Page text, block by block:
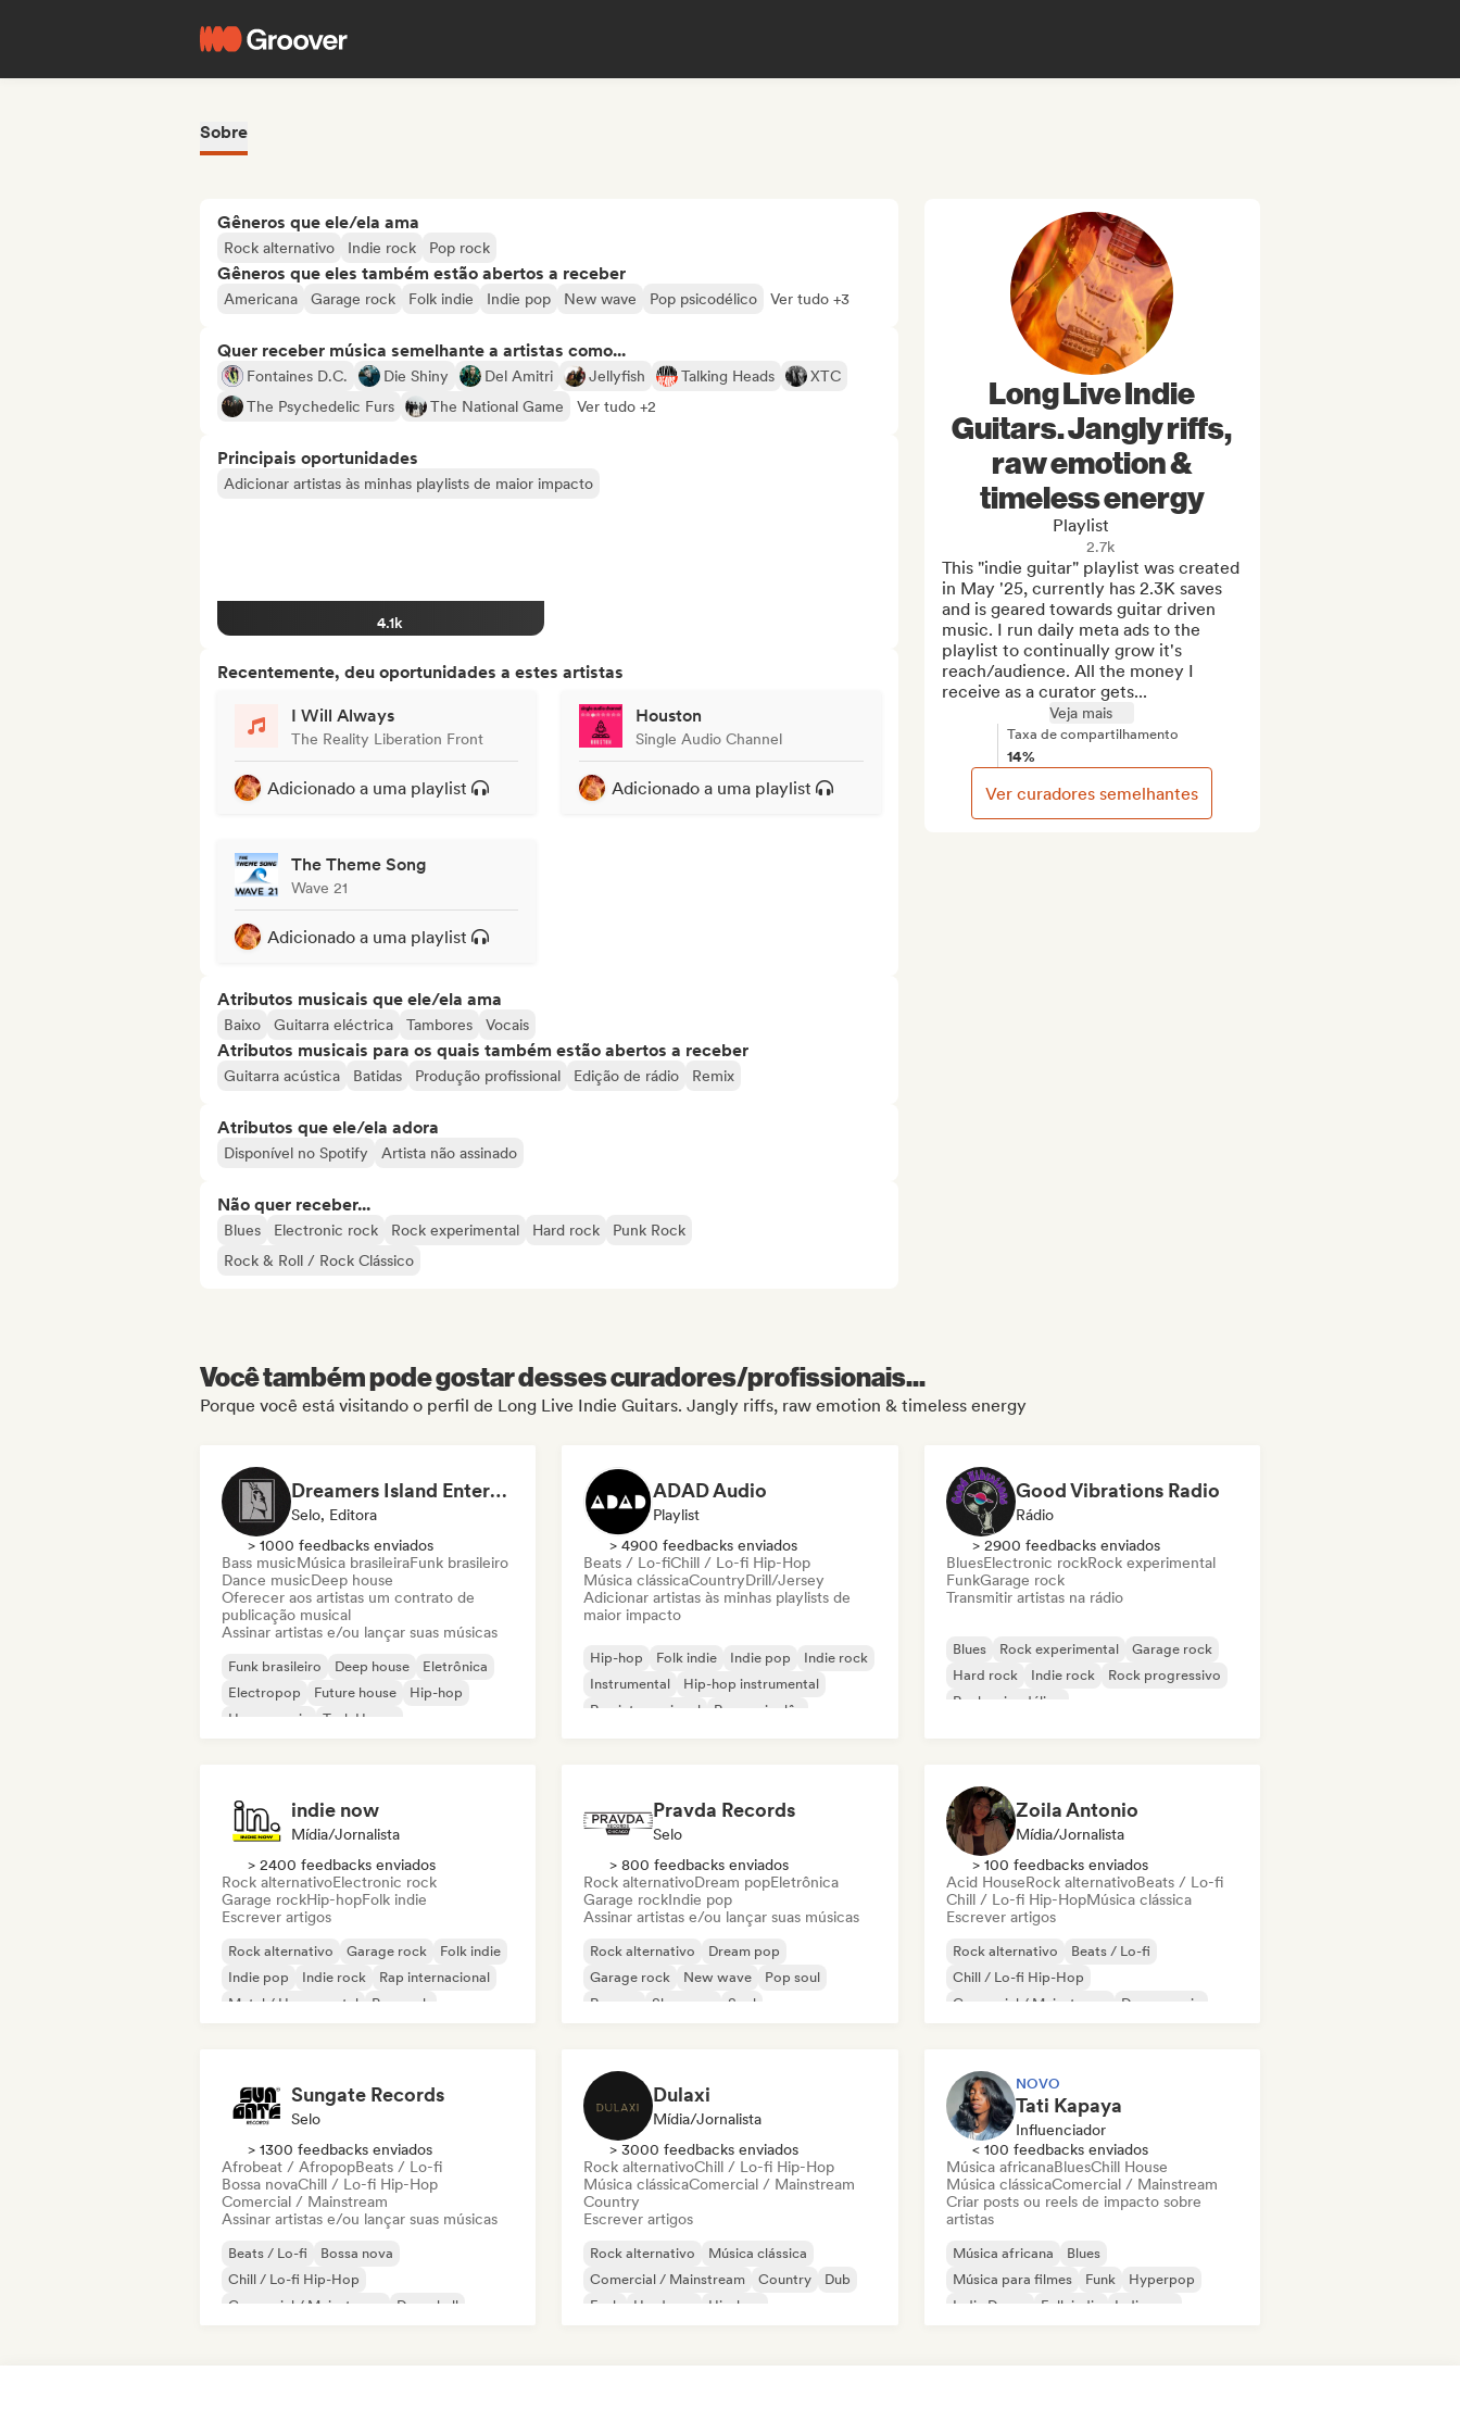
Sobre
Gêneros que ele/ela ama
Rock alternativo Indie rock Pop rock
Gêneros que eles também estão abertos a receber
Americana Garage rock Folk indie Indie pop New wave Pop psicodélico Ver tudo +3
Quer receber música semelhante a artistas como...
Fontaines D.C. Die Shiny Del Amitri Jellyfish Talking Heads
XTC
The Psychedelic Furs
The National Game Ver tudo +2
Principais oportunidades
Adicionar artistas às minhas playlists de maior impacto
4.1k
Recentemente, deu oportunidades a estes artistas
I Will Always
The Reality Liberation Front
Adicionado a uma playlist
Houston
Single Audio Channel
Adicionado a uma playlist
The Theme Song
Wave 21
Adicionado a uma playlist
Atributos musicais que ele/ela ama
Baixo Guitarra eléctrica Tambores Vocais
Atributos musicais para os quais também estão abertos a receber
Guitarra acústica Batidas Produção profissional Edição de rádio Remix
Atributos que ele/ela adora
Disponível no Spotify Artista não assinado
Não quer receber...
Blues Electronic rock Rock experimental Hard rock
Punk Rock
Rock & Roll / Rock Clássico
Long Live Indie
Guitars. Jangly riffs,
raw emotion &
timeless energy
Playlist
2.7k
This "indie guitar" playlist was created
in May '25, currently has 2.3K saves
and is geared towards guitar driven
music. I run daily meta ads to the
playlist to continually grow it's
reach/audience. All the money I
receive as a curator gets...
Veja mais
Taxa de compartilhamento
14%
Ver curadores semelhantes
Você também pode gostar desses curadores/profissionais...
Porque você está visitando o perfil de Long Live Indie Guitars. Jangly riffs, raw emotion & timeless energy
Dreamers Island Entertainment
Selo, Editora
> 1000 feedbacks enviados
Bass musicMúsica brasileiraFunk brasileiro
Dance musicDeep house
Oferecer aos artistas um contrato de
publicação musical
Assinar artistas e/ou lançar suas músicas
Funk brasileiro Deep house
Eletrônica
Electropop
Future house
Hip-hop
House music
Tech House
ADAD Audio
Playlist
> 4900 feedbacks enviados
Beats / Lo-fiChill / Lo-fi Hip-Hop
Música clássicaCountryDrill/Jersey
Adicionar artistas às minhas playlists de
maior impacto
Hip-hop Folk indie Indie pop
Indie rock
Instrumental
Hip-hop instrumental
Rap internacional
Rap em inglês
Good Vibrations Radio
Rádio
> 2900 feedbacks enviados
BluesElectronic rockRock experimental
FunkGarage rock
Transmitir artistas na rádio
Blues Rock experimental
Garage rock
Hard rock
Indie rock
Rock progressivo
Rock psicodélico
indie now
Mídia/Jornalista
> 2400 feedbacks enviados
Rock alternativoElectronic rock
Garage rockHip-hopFolk indie
Escrever artigos
Rock alternativo Garage rock
Folk indie
Indie pop
Indie rock
Rap internacional
Metal / Heavy metal
Pop rock
Pravda Records
Selo
> 800 feedbacks enviados
Rock alternativoDream popEletrônica
Garage rockIndie pop
Assinar artistas e/ou lançar suas músicas
Rock alternativo
Dream pop
Garage rock
New wave
Pop soul
Reggae
Shoegaze Soul
Zoila Antonio
Mídia/Jornalista
> 100 feedbacks enviados
Acid HouseRock alternativoBeats / Lo-fi
Chill / Lo-fi Hip-HopMúsica clássica
Escrever artigos
Rock alternativo
Beats / Lo-fi
Chill / Lo-fi Hip-Hop
Comercial / Mainstream
Dance music
Sungate Records
Selo
> 1300 feedbacks enviados
Afrobeat / AfropopBeats / Lo-fi
Bossa novaChill / Lo-fi Hip-Hop
Comercial / Mainstream
Assinar artistas e/ou lançar suas músicas
Beats / Lo-fi
Bossa nova
Chill / Lo-fi Hip-Hop
Comercial / Mainstream
Dancehall
Dulaxi
Mídia/Jornalista
> 3000 feedbacks enviados
Rock alternativoChill / Lo-fi Hip-Hop
Música clássicaComercial / Mainstream
Country
Escrever artigos
Rock alternativo
Música clássica
Comercial / Mainstream
Country
Dub
Funk
Hardcore Hip-hop
NOVO
Tati Kapaya
Influenciador
< 100 feedbacks enviados
Música africanaBluesChill House
Música clássicaComercial / Mainstream
Criar posts ou reels de impacto sobre
artistas
Música africana
Blues
Música para filmes
Funk
Hyperpop
Indie Dance
Folk indie Indie pop